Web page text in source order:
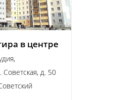
в центре
Советская, д. 50